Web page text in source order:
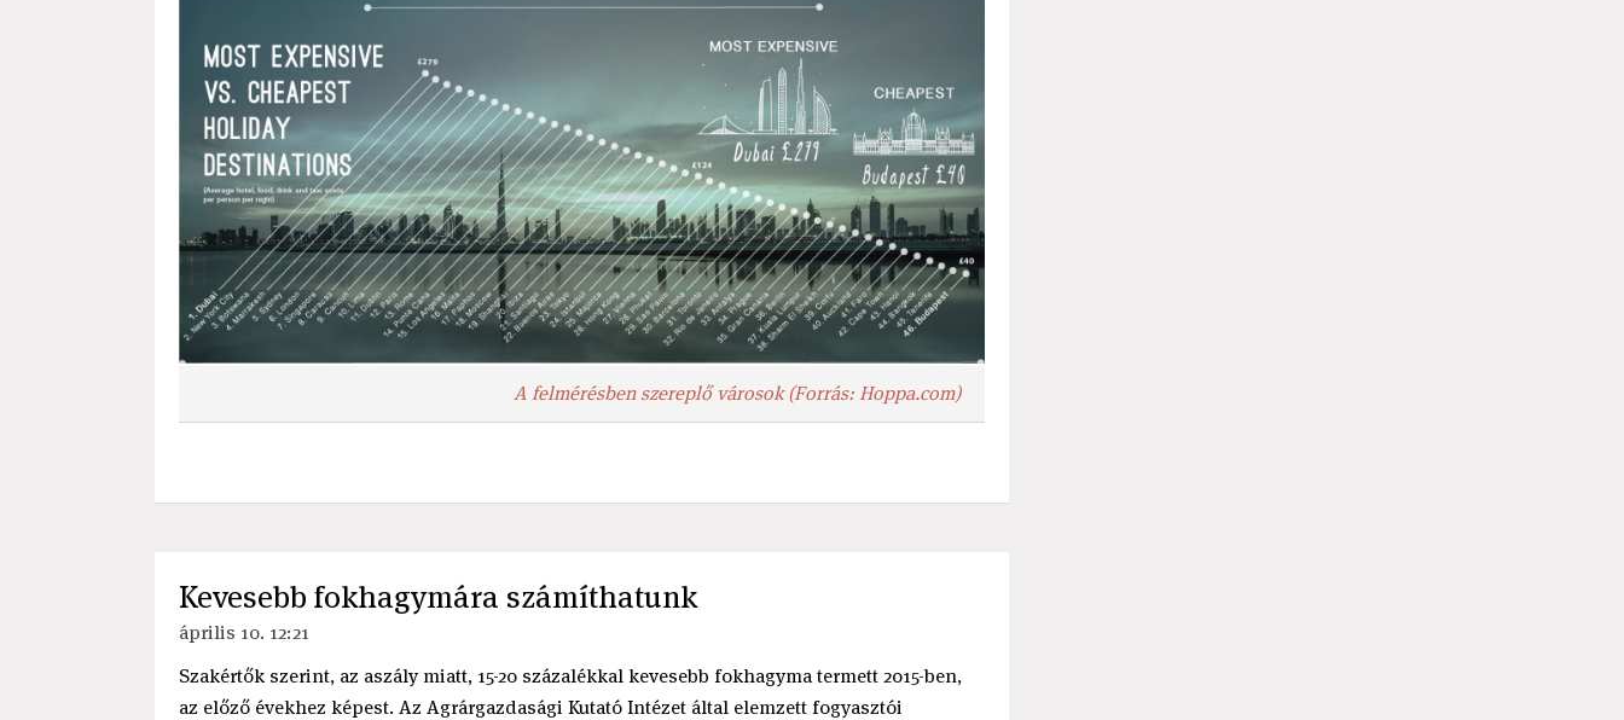
A felmérésben szereplő városok (Forrás: Hoppa.com)
Kevesebb fokhagymára számíthatunk
április 10. 12:21
Szakértők szerint, az aszály miatt, 15-20 százalékkal kevesebb fokhagyma termett 2015-ben,
az előző évekhez képest. Az Agrárgazdasági Kutató Intézet által elemzett fogyasztói